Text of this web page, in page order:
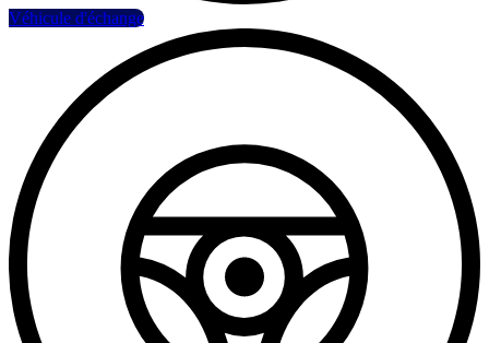
Véhicule d'échange